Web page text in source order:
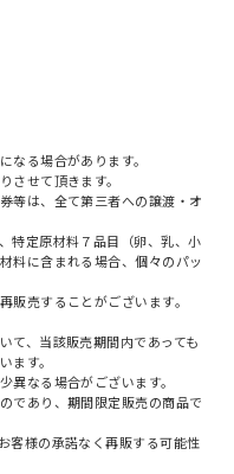
なる場合があります。
させて頂きます。
等は、全て第三者への譲渡・オ
特定原材料７品目（卵、乳、小
料に含まれる場合、個々のパッ
販売することがございます。
て、当該販売期間内であっても
ます。
なる場合がございます。
であり、期間限定販売の商品で
客様の承諾なく再販する可能性